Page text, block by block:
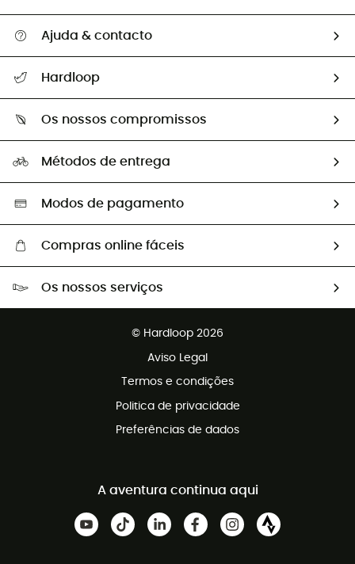
Ajuda & contacto
Devoluções e reembolsos
Guia de tamanhos
Trocas & Devoluções
Hardloop
Os nossos embaixadores
Os nossos compromissos
Seleção eco-responsável
Métodos de entrega
Modos de pagamento
Compras online fáceis
Devoluções gratuitas em 100 dias
Os nossos serviços
© Hardloop 2026
Aviso Legal
Termos e condições
Politica de privacidade
Preferências de dados
A aventura continua aqui